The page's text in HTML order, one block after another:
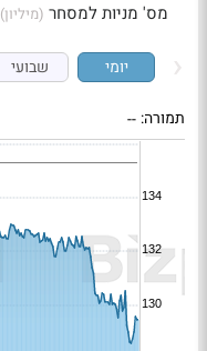
מס' מניות למסחר (מיליון)
יומי שבועי
תמורה: --